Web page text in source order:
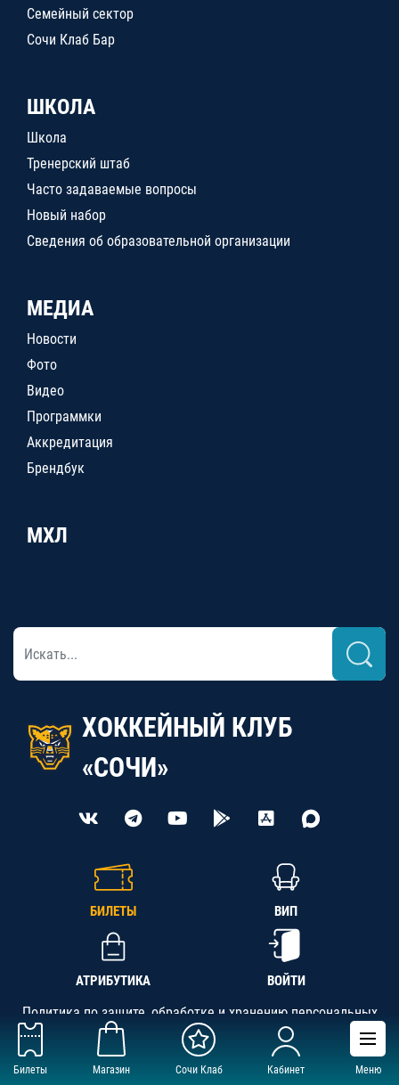
Билеты Магазин Сочи Клаб Кабинет Меню
Семейный сектор
Сочи Клаб Бар
ШКОЛА
Школа
Тренерский штаб
Часто задаваемые вопросы
Новый набор
Сведения об образовательной организации
МЕДИА
Новости
Фото
Видео
Программки
Аккредитация
Брендбук
МХЛ
ХОККЕЙНЫЙ КЛУБ
«СОЧИ»
БИЛЕТЫ ВИП
АТРИБУТИКА ВОЙТИ
Политика по защите, обработке и хранению персональных
данных
АНО «СК «Кубань-Регион», ОГРН 1142300002349,